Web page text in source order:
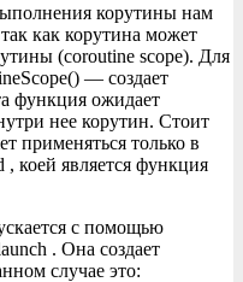
корутины нам
как корутина может
(coroutine scope). Для
— создает
функция ожидает
нее корутин. Стоит
применяться только в
коей является функция
с помощью
. Она создает
случае это: